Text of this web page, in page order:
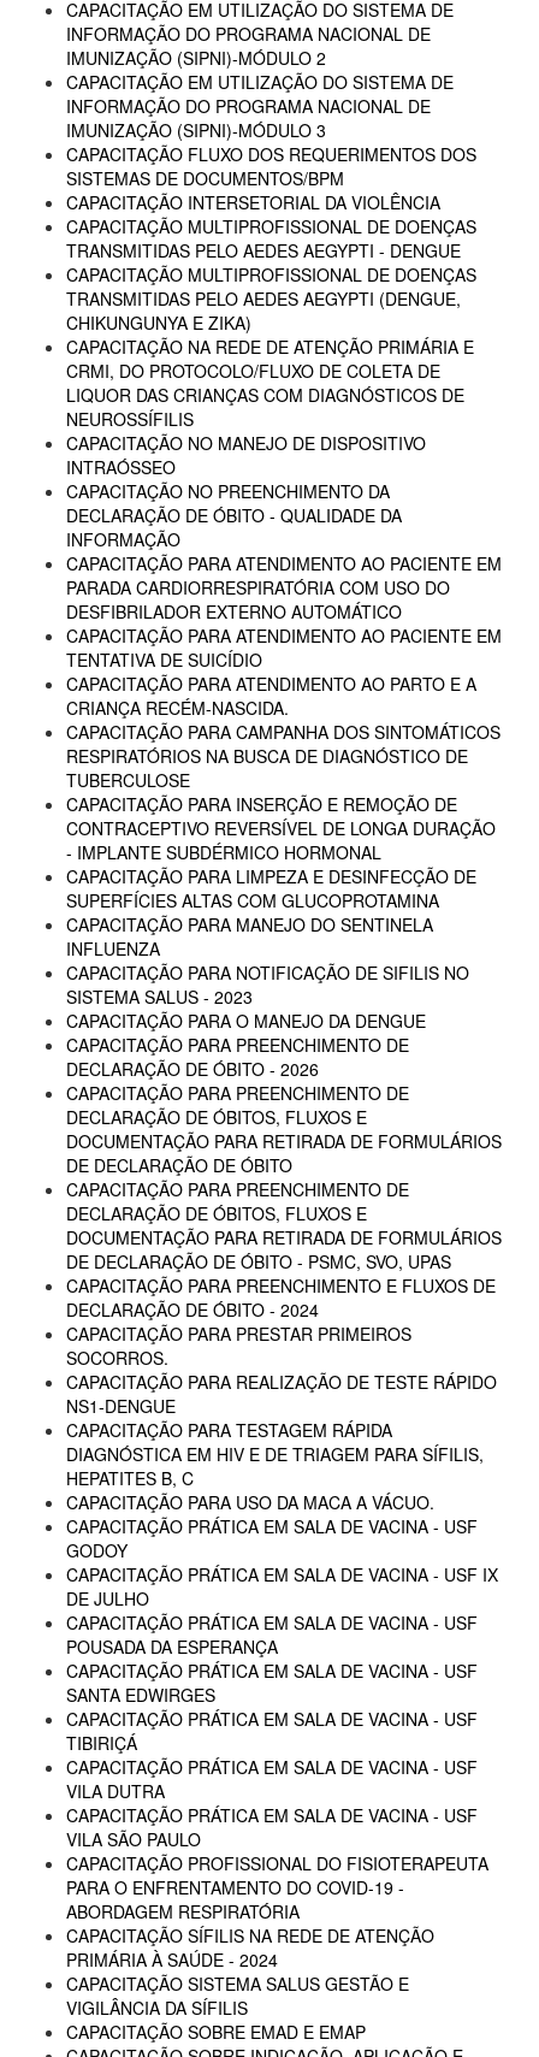
CAPACITAÇÃO EM UTILIZAÇÃO DO SISTEMA DE
INFORMAÇÃO DO PROGRAMA NACIONAL DE
IMUNIZAÇÃO (SIPNI)-MÓDULO 2
CAPACITAÇÃO EM UTILIZAÇÃO DO SISTEMA DE
INFORMAÇÃO DO PROGRAMA NACIONAL DE
IMUNIZAÇÃO (SIPNI)-MÓDULO 3
CAPACITAÇÃO FLUXO DOS REQUERIMENTOS DOS
SISTEMAS DE DOCUMENTOS/BPM
CAPACITAÇÃO INTERSETORIAL DA VIOLÊNCIA
CAPACITAÇÃO MULTIPROFISSIONAL DE DOENÇAS
TRANSMITIDAS PELO AEDES AEGYPTI - DENGUE
CAPACITAÇÃO MULTIPROFISSIONAL DE DOENÇAS
TRANSMITIDAS PELO AEDES AEGYPTI (DENGUE,
CHIKUNGUNYA E ZIKA)
CAPACITAÇÃO NA REDE DE ATENÇÃO PRIMÁRIA E
CRMI, DO PROTOCOLO/FLUXO DE COLETA DE
LIQUOR DAS CRIANÇAS COM DIAGNÓSTICOS DE
NEUROSSÍFILIS
CAPACITAÇÃO NO MANEJO DE DISPOSITIVO
INTRAÓSSEO
CAPACITAÇÃO NO PREENCHIMENTO DA
DECLARAÇÃO DE ÓBITO - QUALIDADE DA
INFORMAÇÃO
CAPACITAÇÃO PARA ATENDIMENTO AO PACIENTE EM
PARADA CARDIORRESPIRATÓRIA COM USO DO
DESFIBRILADOR EXTERNO AUTOMÁTICO
CAPACITAÇÃO PARA ATENDIMENTO AO PACIENTE EM
TENTATIVA DE SUICÍDIO
CAPACITAÇÃO PARA ATENDIMENTO AO PARTO E A
CRIANÇA RECÉM-NASCIDA.
CAPACITAÇÃO PARA CAMPANHA DOS SINTOMÁTICOS
RESPIRATÓRIOS NA BUSCA DE DIAGNÓSTICO DE
TUBERCULOSE
CAPACITAÇÃO PARA INSERÇÃO E REMOÇÃO DE
CONTRACEPTIVO REVERSÍVEL DE LONGA DURAÇÃO
- IMPLANTE SUBDÉRMICO HORMONAL
CAPACITAÇÃO PARA LIMPEZA E DESINFECÇÃO DE
SUPERFÍCIES ALTAS COM GLUCOPROTAMINA
CAPACITAÇÃO PARA MANEJO DO SENTINELA
INFLUENZA
CAPACITAÇÃO PARA NOTIFICAÇÃO DE SIFILIS NO
SISTEMA SALUS - 2023
CAPACITAÇÃO PARA O MANEJO DA DENGUE
CAPACITAÇÃO PARA PREENCHIMENTO DE
DECLARAÇÃO DE ÓBITO - 2026
CAPACITAÇÃO PARA PREENCHIMENTO DE
DECLARAÇÃO DE ÓBITOS, FLUXOS E
DOCUMENTAÇÃO PARA RETIRADA DE FORMULÁRIOS
DE DECLARAÇÃO DE ÓBITO
CAPACITAÇÃO PARA PREENCHIMENTO DE
DECLARAÇÃO DE ÓBITOS, FLUXOS E
DOCUMENTAÇÃO PARA RETIRADA DE FORMULÁRIOS
DE DECLARAÇÃO DE ÓBITO - PSMC, SVO, UPAS
CAPACITAÇÃO PARA PREENCHIMENTO E FLUXOS DE
DECLARAÇÃO DE ÓBITO - 2024
CAPACITAÇÃO PARA PRESTAR PRIMEIROS
SOCORROS.
CAPACITAÇÃO PARA REALIZAÇÃO DE TESTE RÁPIDO
NS1-DENGUE
CAPACITAÇÃO PARA TESTAGEM RÁPIDA
DIAGNÓSTICA EM HIV E DE TRIAGEM PARA SÍFILIS,
HEPATITES B, C
CAPACITAÇÃO PARA USO DA MACA A VÁCUO.
CAPACITAÇÃO PRÁTICA EM SALA DE VACINA - USF
GODOY
CAPACITAÇÃO PRÁTICA EM SALA DE VACINA - USF IX
DE JULHO
CAPACITAÇÃO PRÁTICA EM SALA DE VACINA - USF
POUSADA DA ESPERANÇA
CAPACITAÇÃO PRÁTICA EM SALA DE VACINA - USF
SANTA EDWIRGES
CAPACITAÇÃO PRÁTICA EM SALA DE VACINA - USF
TIBIRIÇÁ
CAPACITAÇÃO PRÁTICA EM SALA DE VACINA - USF
VILA DUTRA
CAPACITAÇÃO PRÁTICA EM SALA DE VACINA - USF
VILA SÃO PAULO
CAPACITAÇÃO PROFISSIONAL DO FISIOTERAPEUTA
PARA O ENFRENTAMENTO DO COVID-19 -
ABORDAGEM RESPIRATÓRIA
CAPACITAÇÃO SÍFILIS NA REDE DE ATENÇÃO
PRIMÁRIA À SAÚDE - 2024
CAPACITAÇÃO SISTEMA SALUS GESTÃO E
VIGILÂNCIA DA SÍFILIS
CAPACITAÇÃO SOBRE EMAD E EMAP